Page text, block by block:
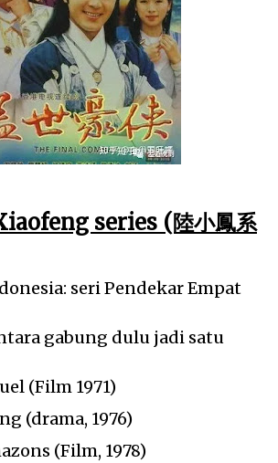
series (陸小鳳系
seri Pendekar Empat
gabung dulu jadi satu
(Film 1971)
(drama, 1976)
(Film, 1978)